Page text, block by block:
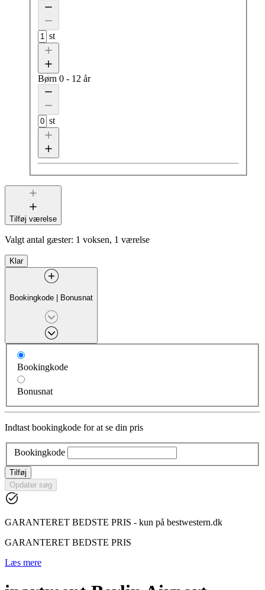
st
Børn 0 - 12 år
st
Tilføj værelse
Valgt antal gæster: 1 voksen, 1 værelse
Klar
Bookingkode | Bonusnat
Bookingkode
Bonusnat
Indtast bookingkode for at se din pris
Bookingkode
Tilføj
Opdater søg
GARANTERET BEDSTE PRIS - kun på bestwestern.dk
GARANTERET BEDSTE PRIS
Læs mere